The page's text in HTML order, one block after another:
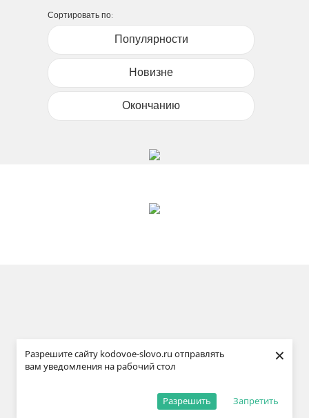
Разрешите сайту kodovoe-slovo.ru отправлять
вам уведомления на рабочий стол
Запретить
Разрешить
×
Сортировать по:
Популярности
Новизне
Окончанию